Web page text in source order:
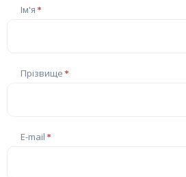
Ім'я
Прізвище
E-mail